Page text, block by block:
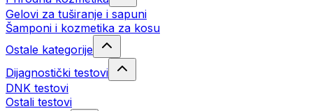
Gelovi za tuširanje i sapuni
Šamponi i kozmetika za kosu
Ostale kategorije
Dijagnostički testovi
DNK testovi
Ostali testovi